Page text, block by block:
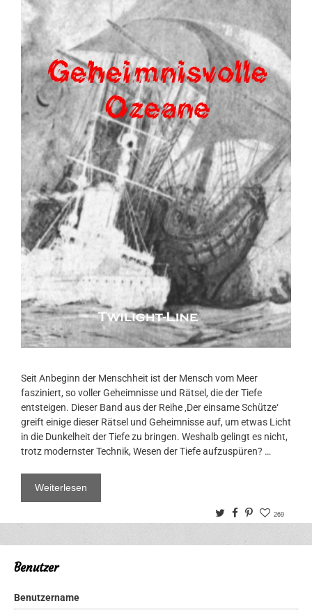
Seit Anbeginn der Menschheit ist der Mensch vom Meer
fasziniert, so voller Geheimnisse und Rätsel, die der Tiefe
entsteigen. Dieser Band aus der Reihe ‚Der einsame Schütze‘
greift einige dieser Rätsel und Geheimnisse auf, um etwas Licht
in die Dunkelheit der Tiefe zu bringen. Weshalb gelingt es nicht,
trotz modernster Technik, Wesen der Tiefe aufzuspüren? …
Weiterlesen
TwitterFacebook
Pinterest
269
Benutzer
Benutzername